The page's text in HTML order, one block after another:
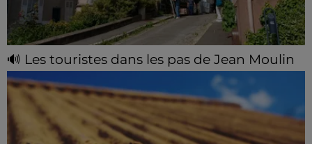
🔊 Les touristes dans les pas de Jean Moulin
Le « tourisme de mémoire » s'invite dans les sorties
estivales de Chartres Tourisme.